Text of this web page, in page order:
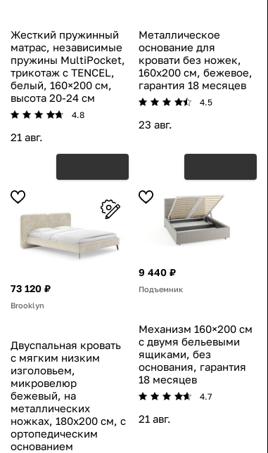
Жесткий пружинный
матрас, независимые
пружины MultiPocket,
трикотаж с TENCEL,
белый, 160×200 см,
высота 20-24 см
4.8
21 авг.
Металлическое
основание для
кровати без ножек,
160х200 см, бежевое,
гарантия 18 месяцев
4.5
23 авг.
73 120 ₽
Brooklyn
Двуспальная кровать
с мягким низким
изголовьем,
микровелюр
бежевый, на
металлических
ножках, 180х200 см, с
ортопедическим
основанием
9 440 ₽
Подъемник
Механизм 160×200 см
с двумя бельевыми
ящиками, без
основания, гарантия
18 месяцев
4.7
21 авг.